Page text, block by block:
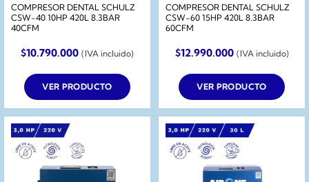
COMPRESOR DENTAL SCHULZ
CSW-40 10HP 420L 8.3BAR
40CFM
$10.790.000 (IVA incluido)
VER PRODUCTO
COMPRESOR DENTAL SCHULZ
CSW-60 15HP 420L 8.3BAR
60CFM
$12.990.000 (IVA incluido)
VER PRODUCTO